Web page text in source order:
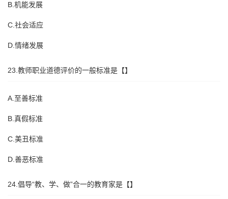
B.机能发展
C.社会适应
D.情绪发展
23.教师职业道德评价的一般标准是【】
A.至善标准
B.真假标准
C.美丑标准
D.善恶标准
24.倡导“教、学、做”合一的教育家是【】